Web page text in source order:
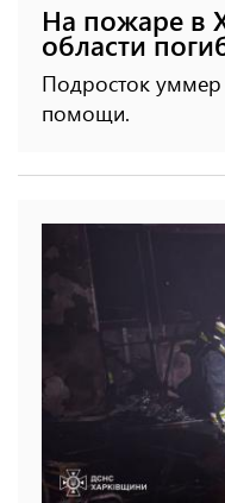
На пожаре в
области
Подросток уммер
помощи.